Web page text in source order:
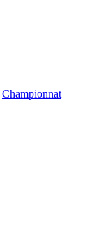
Championnat